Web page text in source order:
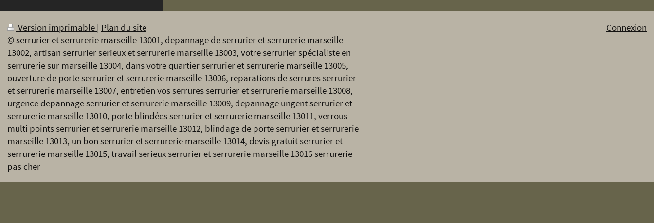
Version imprimable | Plan du site
© serrurier et serrurerie marseille 13001, depannage de serrurier et serrurerie marseille
13002, artisan serrurier serieux et serrurerie marseille 13003, votre serrurier spécialiste en
serrurerie sur marseille 13004, dans votre quartier serrurier et serrurerie marseille 13005,
ouverture de porte serrurier et serrurerie marseille 13006, reparations de serrures serrurier
et serrurerie marseille 13007, entretien vos serrures serrurier et serrurerie marseille 13008,
urgence depannage serrurier et serrurerie marseille 13009, depannage ungent serrurier et
serrurerie marseille 13010, porte blindées serrurier et serrurerie marseille 13011, verrous
multi points serrurier et serrurerie marseille 13012, blindage de porte serrurier et serrurerie
marseille 13013, un bon serrurier et serrurerie marseille 13014, devis gratuit serrurier et
serrurerie marseille 13015, travail serieux serrurier et serrurerie marseille 13016 serrurerie
pas cher
Connexion